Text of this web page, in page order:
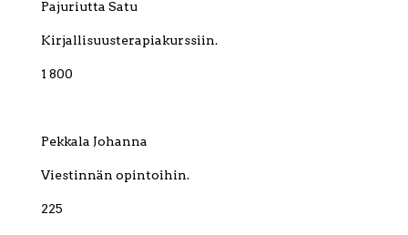
Pajuriutta Satu
Kirjallisuusterapiakurssiin.
1 800
Pekkala Johanna
Viestinnän opintoihin.
225